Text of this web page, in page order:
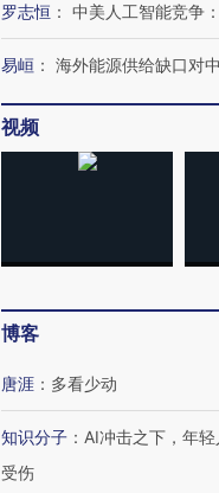
罗志恒 ： 中美人工智能竞争
易峘 ： 海外能源供给缺口对
视频
博客
唐涯 ： 多看少动
知识分子 ： AI冲击之下，年
受伤